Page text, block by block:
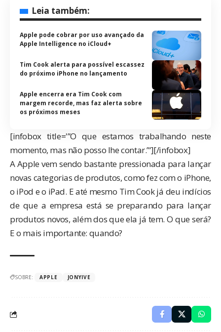
Leia também:
Apple pode cobrar por uso avançado da
Apple Intelligence no iCloud+
Tim Cook alerta para possível escassez
do próximo iPhone no lançamento
Apple encerra era Tim Cook com
margem recorde, mas faz alerta sobre
os próximos meses
[infobox title='”O que estamos trabalhando neste
momento, mas não posso lhe contar.”‘][/infobox]
A Apple vem sendo bastante pressionada para lançar
novas categorias de produtos, como fez com o iPhone,
o iPod e o iPad. E até mesmo Tim Cook já deu indícios
de que a empresa está se preparando para lançar
produtos novos, além dos que ela já tem. O que será?
E o mais importante: quando?
SOBRE: APPLE JONYIVE